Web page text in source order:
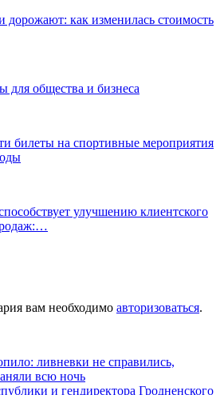
дорожают: как изменилась стоимость
для общества и бизнеса
билеты на спортивные мероприятия
улучшению клиентского
вам необходимо авторизоваться.
ливневки не справились,
всю ночь
и гендиректора Гродненского